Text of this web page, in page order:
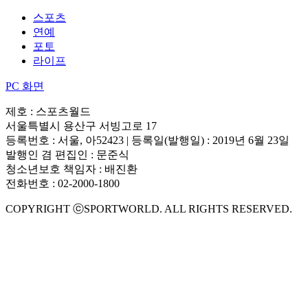
스포츠
연예
포토
라이프
PC 화면
제호 : 스포츠월드
서울특별시 용산구 서빙고로 17
등록번호 : 서울, 아52423 | 등록일(발행일) : 2019년 6월 23일
발행인 겸 편집인 : 문준식
청소년보호 책임자 : 배진환
전화번호 : 02-2000-1800
COPYRIGHT ⓒSPORTWORLD. ALL RIGHTS RESERVED.